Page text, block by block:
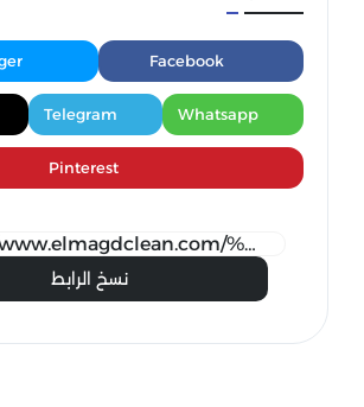
Facebook
Whatsapp
Telegram
Pinterest
نسخ الرابط